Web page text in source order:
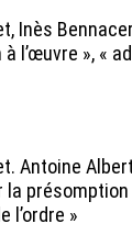
Inès
l’œuvre », «
Antoine
la
l’ordre »